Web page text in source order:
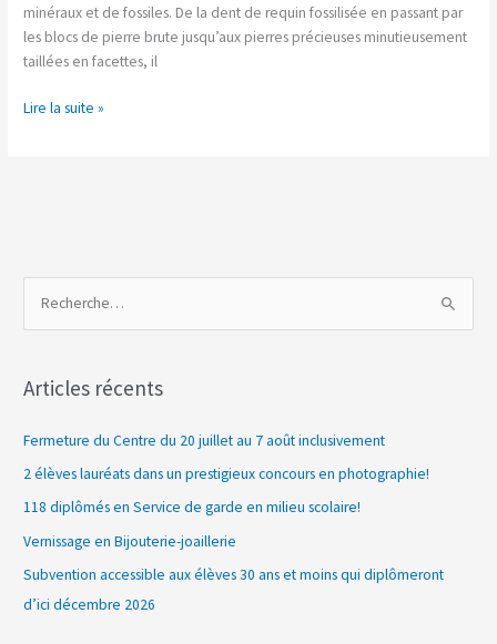
minéraux et de fossiles. De la dent de requin fossilisée en passant par
les blocs de pierre brute jusqu’aux pierres précieuses minutieusement
taillées en facettes, il
Lire la suite »
h
h
e
r
Articles récents
Fermeture du Centre du 20 juillet au 7 août inclusivement
2 élèves lauréats dans un prestigieux concours en photographie!
118 diplômés en Service de garde en milieu scolaire!
Vernissage en Bijouterie-joaillerie
Subvention accessible aux élèves 30 ans et moins qui diplômeront
d’ici décembre 2026